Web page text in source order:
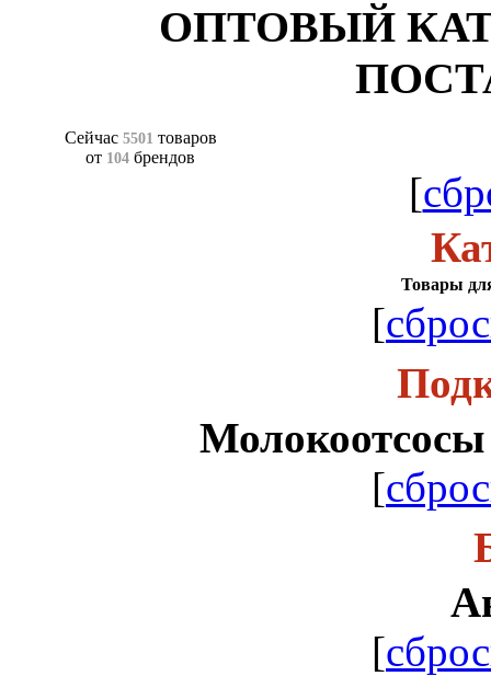
ОПТОВЫЙ
Сейчас 5501 товаров
от 104 брендов
[
Товары
[
Молокоотсосы
[
[